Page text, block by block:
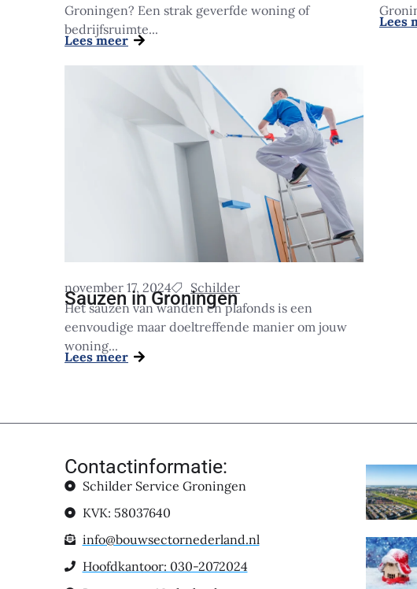
Groningen? Een strak geverfde woning of
bedrijfsruimte...
Lees meer
Lees
november 17, 2024 Schilder
Sauzen in Groningen
Het sauzen van wanden en plafonds is een
eenvoudige maar doeltreffende manier om jouw
woning...
Lees meer
Contactinformatie:
Schilder Service Groningen
KVK: 58037640
info@bouwsectornederland.nl
Hoofdkantoor: 030-2072024